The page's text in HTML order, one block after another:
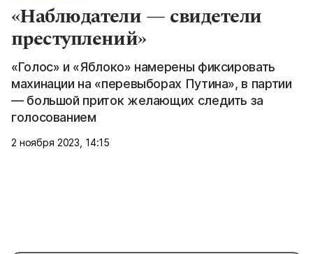
«Наблюдатели — свидетели
преступлений»
«Голос» и «Яблоко» намерены фиксировать
махинации на «перевыборах Путина», в партии
— большой приток желающих следить за
голосованием
2 ноября 2023, 14:15